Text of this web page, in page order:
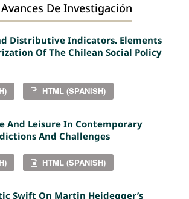
De Investigación
Distributive Indicators. Elements
Of The Chilean Social Policy
HTML (SPANISH)
And Leisure In Contemporary
And Challenges
HTML (SPANISH)
Swift On Martin Heidegger’s